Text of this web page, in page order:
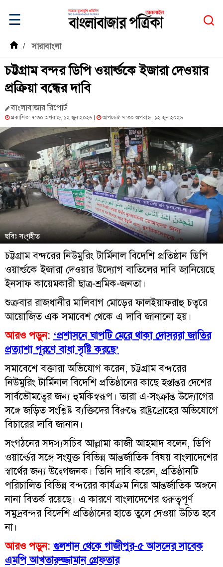
☰
/ সারাবাংলা
চট্টগ্রাম বন্দর ডিপি ওয়ার্ল্ডকে ইজারা দেওয়ার
প্রক্রিয়া বন্ধের দাবি
বাংলাবাজার রিপোর্ট
প্রকাশিত: ৭:৩০ অপরাহ্ন, ১২ জুন ২০২৬ | আপডেট: ৭:৩০ অপরাহ্ন, ১২ জুন ২০২৬
ছবিঃ সংগৃহীত
চট্টগ্রাম বন্দরের নিউমুরিং টার্মিনাল বিদেশি প্রতিষ্ঠান ডিপি
ওয়ার্ল্ডকে ইজারা দেওয়ার উদ্যোগ বাতিলের দাবি জানিয়েছে
ইনসাফ কায়েমকারী ছাত্র-শ্রমিক-জনতা।
শুক্রবার রাজধানীর মালিবাগ মোড়ের ফালইয়াফরাহু চত্বরে
আয়োজিত এক সমাবেশ থেকে এ দাবি জানানো হয়।
আরও পড়ুন: ‘প্রশাসনে ঘাপটি মেরে থাকা দোসররা জাতির
প্রত্যাশা পূরণে বাধা সৃষ্টি করছে’
সমাবেশে বক্তারা অভিযোগ করেন, চট্টগ্রাম বন্দরের
নিউমুরিং টার্মিনাল বিদেশি প্রতিষ্ঠানের কাছে হস্তান্তর দেশের
সার্বভৌমত্বের জন্য হুমকিস্বরূপ। তারা এ-সংক্রান্ত উদ্যোগের
সঙ্গে জড়িত সংশ্লিষ্ট ব্যক্তিদের বিরুদ্ধে রাষ্ট্রদ্রোহের অভিযোগে
বিচারের দাবি জানান।
সংগঠনের সদস্যসচিব আল্লামা কাজী আহমাদ বলেন, ডিপি
ওয়ার্ল্ডের সঙ্গে সংযুক্ত বিভিন্ন আন্তর্জাতিক বিষয় বাংলাদেশের
স্বার্থের জন্য উদ্বেগজনক। তিনি দাবি করেন, প্রতিষ্ঠানটি
পরিচালিত বিভিন্ন বন্দরের কার্যক্রম নিয়ে আন্তর্জাতিক অঙ্গনে
নানা বিতর্ক রয়েছে। এ কারণে বাংলাদেশের গুরুত্বপূর্ণ
সমুদ্রবন্দর বিদেশি প্রতিষ্ঠানের হাতে তুলে দেওয়া উচিত হবে
না।
আরও পড়ুন: গুলশান থেকে গাজীপুর-৫ আসনের সাবেক
এমপি আখতারুজ্জামান গ্রেফতার